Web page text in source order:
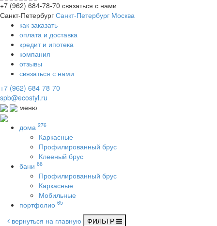
+7 (962) 684-78-70 связаться с нами
Санкт-Петербург Санкт-Петербург Москва
как заказать
оплата и доставка
кредит и ипотека
компания
отзывы
связаться с нами
+7 (962) 684-78-70
spb@ecostyl.ru
меню
дома 276
Каркасные
Профилированный брус
Клееный брус
бани 66
Профилированный брус
Каркасные
Мобильные
портфолио 65
вернуться на главную
ФИЛЬТР